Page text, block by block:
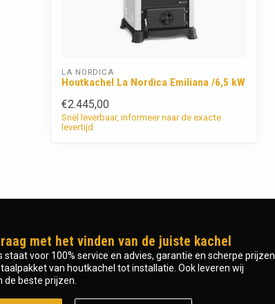
LA NORDICA
Houtkachel La Nordica Emiliana /6,5 kW
€2.445,00
Snel leverbaar, informeer naar de exacte
levertijd
met het vinden van de juiste kachel
staat voor 100% service en advies, garantie en scherpe prijzen.
van houtkachel tot installatie. Ook leveren wij
beste prijzen.